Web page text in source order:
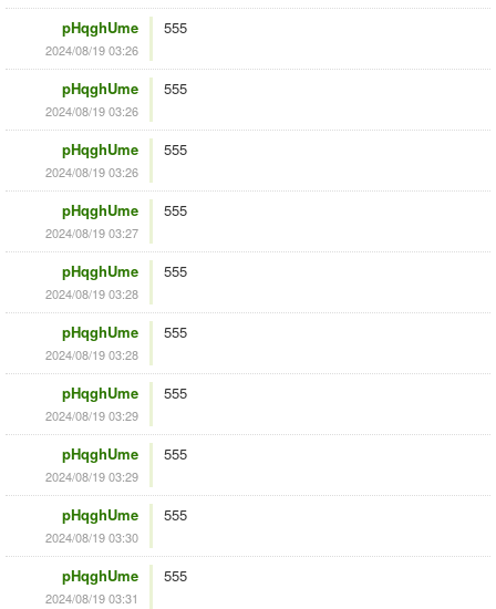
pHqghUme
2024/08/19 03:26
555
pHqghUme
2024/08/19 03:26
555
pHqghUme
2024/08/19 03:26
555
pHqghUme
2024/08/19 03:27
555
pHqghUme
2024/08/19 03:28
555
pHqghUme
2024/08/19 03:28
555
pHqghUme
2024/08/19 03:29
555
pHqghUme
2024/08/19 03:29
555
pHqghUme
2024/08/19 03:30
555
pHqghUme
2024/08/19 03:31
555